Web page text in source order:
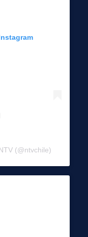
(@ntvchile)